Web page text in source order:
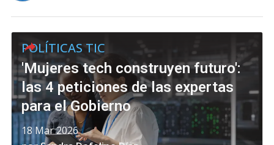
POLÍTICAS TIC
'Mujeres tech construyen futuro':
las 4 peticiones de las expertas
para el Gobierno
18 Mar 2026